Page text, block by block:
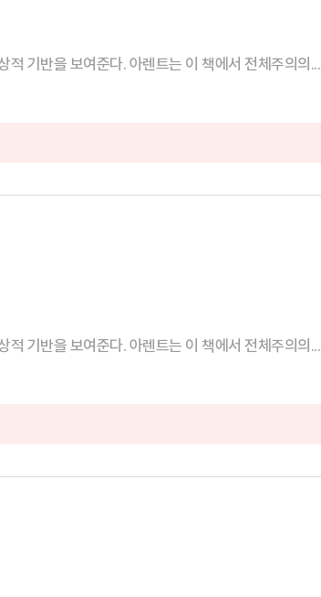
기반을 보여준다. 아렌트는 이 책에서 전체주의의...
기반을 보여준다. 아렌트는 이 책에서 전체주의의...